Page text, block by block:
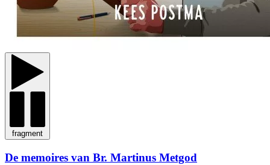
fragment
De memoires van Br. Martinus Metgod